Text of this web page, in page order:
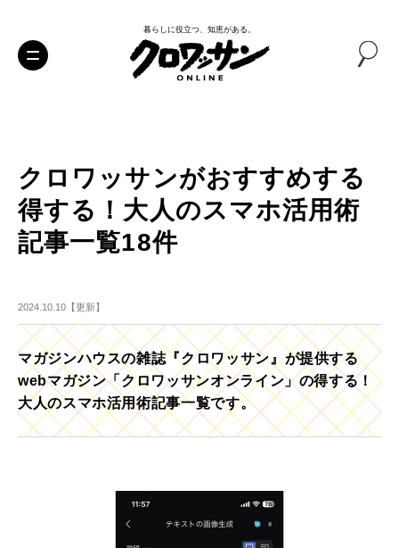
暮らしに役立つ、知恵がある。
クロワッサンがおすすめする
得する！大人のスマホ活用術
記事一覧18件
2024.10.10【更新】
マガジンハウスの雑誌『クロワッサン』が提供する
webマガジン「クロワッサンオンライン」の得する！
大人のスマホ活用術記事一覧です。